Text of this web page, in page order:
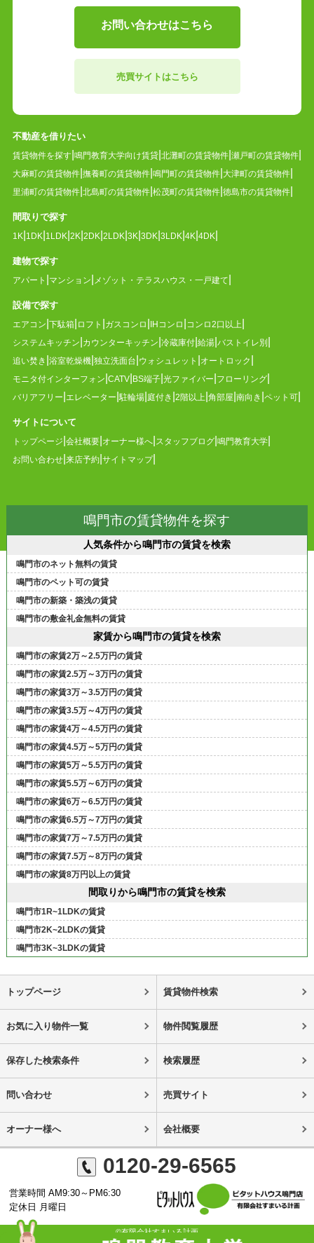
お問い合わせはこちら
売買サイトはこちら
不動産を借りたい
賃貸物件を探す 鳴門教育大学向け賃貸 北灘町の賃貸物件 瀬戸町の賃貸物件
大麻町の賃貸物件 撫養町の賃貸物件 鳴門町の賃貸物件 大津町の賃貸物件
里浦町の賃貸物件 北島町の賃貸物件 松茂町の賃貸物件 徳島市の賃貸物件
間取りで探す
1K 1DK 1LDK 2K 2DK 2LDK 3K 3DK 3LDK 4K 4DK
建物で探す
アパート マンション メゾット・テラスハウス・一戸建て
設備で探す
エアコン 下駄箱 ロフト ガスコンロ IHコンロ コンロ2口以上
システムキッチン カウンターキッチン 冷蔵庫付 給湯 バストイレ別
追い焚き 浴室乾燥機 独立洗面台 ウォシュレット オートロック
モニタ付インターフォン CATV BS端子 光ファイバー フローリング
バリアフリー エレベーター 駐輪場 庭付き 2階以上 角部屋 南向き ペット可
サイトについて
トップページ 会社概要 オーナー様へ スタッフブログ 鳴門教育大学
お問い合わせ 来店予約 サイトマップ
鳴門市の賃貸物件を探す
人気条件から鳴門市の賃貸を検索
鳴門市のネット無料の賃貸
鳴門市のペット可の賃貸
鳴門市の新築・築浅の賃貸
鳴門市の敷金礼金無料の賃貸
家賃から鳴門市の賃貸を検索
鳴門市の家賃2万～2.5万円の賃貸
鳴門市の家賃2.5万～3万円の賃貸
鳴門市の家賃3万～3.5万円の賃貸
鳴門市の家賃3.5万～4万円の賃貸
鳴門市の家賃4万～4.5万円の賃貸
鳴門市の家賃4.5万～5万円の賃貸
鳴門市の家賃5万～5.5万円の賃貸
鳴門市の家賃5.5万～6万円の賃貸
鳴門市の家賃6万～6.5万円の賃貸
鳴門市の家賃6.5万～7万円の賃貸
鳴門市の家賃7万～7.5万円の賃貸
鳴門市の家賃7.5万～8万円の賃貸
鳴門市の家賃8万円以上の賃貸
間取りから鳴門市の賃貸を検索
鳴門市1R~1LDKの賃貸
鳴門市2K~2LDKの賃貸
鳴門市3K~3LDKの賃貸
トップページ 賃貸物件検索
お気に入り物件一覧 物件閲覧履歴
保存した検索条件 検索履歴
問い合わせ 売買サイト
オーナー様へ 会社概要
0120-29-6565
営業時間 AM9:30～PM6:30
定休日 月曜日
©有限会社すまいる計画